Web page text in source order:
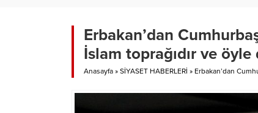
Erbakan’dan
İslam toprağıdır ve öyle
Anasayfa » SİYASET HABERLERİ » Erbakan’dan